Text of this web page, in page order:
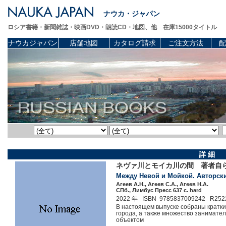
ナウカ・ジャパン
ロシア書籍・新聞雑誌・映画DVD・朗読CD・地図、他 在庫15000タイトル
ナウカジャパン 店舗地図 カタログ請求 ご注文方法
詳 細
ネヴァ川とモイカ川の間 著者
Между Невой и Мойкой.
Агеев А.Н., Агеев С.А., Агеев Н.А.
СПб., Лимбус Пресс 637 c. hard
2022 年 ISBN 9785837009242
В настоящем выпуске собраны
города, а также множество
объектом